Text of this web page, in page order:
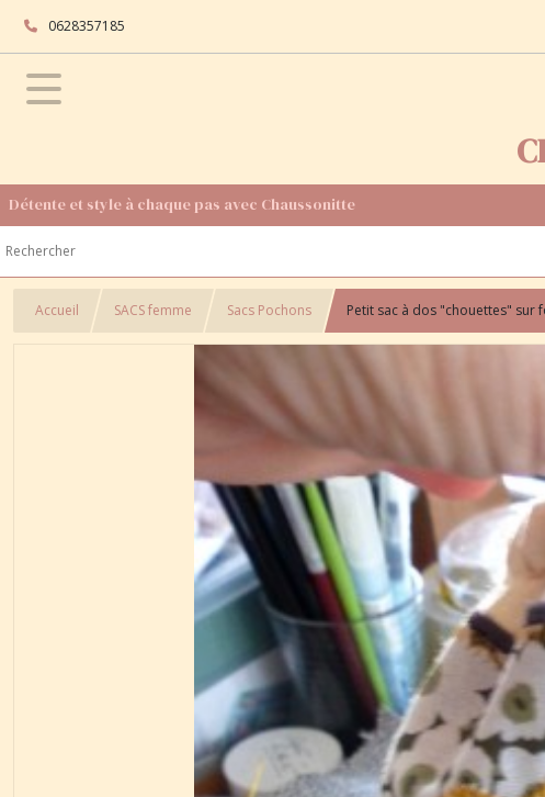
0628357185
Détente et style à chaque pas avec Chaussonitte
Accueil SACS femme Sacs Pochons Petit sac à dos "chouettes" sur